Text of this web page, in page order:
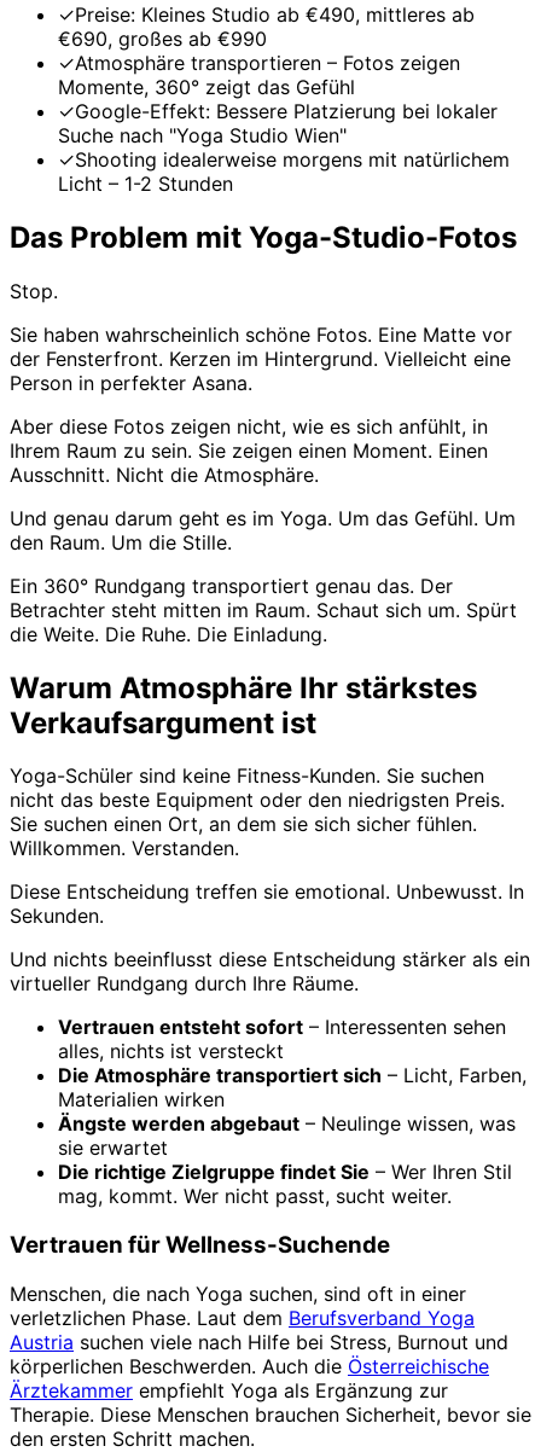
✓Preise: Kleines Studio ab €490, mittleres ab
€690, großes ab €990
✓Atmosphäre transportieren – Fotos zeigen
Momente, 360° zeigt das Gefühl
✓Google-Effekt: Bessere Platzierung bei lokaler
Suche nach "Yoga Studio Wien"
✓Shooting idealerweise morgens mit natürlichem
Licht – 1-2 Stunden
Das Problem mit Yoga-Studio-Fotos
Stop.
Sie haben wahrscheinlich schöne Fotos. Eine Matte vor
der Fensterfront. Kerzen im Hintergrund. Vielleicht eine
Person in perfekter Asana.
Aber diese Fotos zeigen nicht, wie es sich anfühlt, in
Ihrem Raum zu sein. Sie zeigen einen Moment. Einen
Ausschnitt. Nicht die Atmosphäre.
Und genau darum geht es im Yoga. Um das Gefühl. Um
den Raum. Um die Stille.
Ein 360° Rundgang transportiert genau das. Der
Betrachter steht mitten im Raum. Schaut sich um. Spürt
die Weite. Die Ruhe. Die Einladung.
Warum Atmosphäre Ihr stärkstes
Verkaufsargument ist
Yoga-Schüler sind keine Fitness-Kunden. Sie suchen
nicht das beste Equipment oder den niedrigsten Preis.
Sie suchen einen Ort, an dem sie sich sicher fühlen.
Willkommen. Verstanden.
Diese Entscheidung treffen sie emotional. Unbewusst. In
Sekunden.
Und nichts beeinflusst diese Entscheidung stärker als ein
virtueller Rundgang durch Ihre Räume.
Vertrauen entsteht sofort – Interessenten sehen
alles, nichts ist versteckt
Die Atmosphäre transportiert sich – Licht, Farben,
Materialien wirken
Ängste werden abgebaut – Neulinge wissen, was
sie erwartet
Die richtige Zielgruppe findet Sie – Wer Ihren Stil
mag, kommt. Wer nicht passt, sucht weiter.
Vertrauen für Wellness-Suchende
Menschen, die nach Yoga suchen, sind oft in einer
verletzlichen Phase. Laut dem Berufsverband Yoga
Austria suchen viele nach Hilfe bei Stress, Burnout und
körperlichen Beschwerden. Auch die Österreichische
Ärztekammer empfiehlt Yoga als Ergänzung zur
Therapie. Diese Menschen brauchen Sicherheit, bevor sie
den ersten Schritt machen.